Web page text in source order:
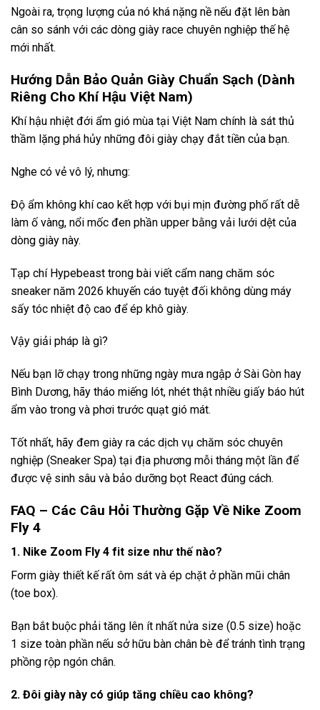
Ngoài ra, trọng lượng của nó khá nặng nề nếu đặt lên bàn
cân so sánh với các dòng giày race chuyên nghiệp thế hệ
mới nhất.
Hướng Dẫn Bảo Quản Giày Chuẩn Sạch (Dành
Riêng Cho Khí Hậu Việt Nam)
Khí hậu nhiệt đới ẩm gió mùa tại Việt Nam chính là sát thủ
thầm lặng phá hủy những đôi giày chạy đắt tiền của bạn.
Nghe có vẻ vô lý, nhưng:
Độ ẩm không khí cao kết hợp với bụi mịn đường phố rất dễ
làm ố vàng, nổi mốc đen phần upper bằng vải lưới dệt của
dòng giày này.
Tạp chí Hypebeast trong bài viết cẩm nang chăm sóc
sneaker năm 2026 khuyến cáo tuyệt đối không dùng máy
sấy tóc nhiệt độ cao để ép khô giày.
Vậy giải pháp là gì?
Nếu bạn lỡ chạy trong những ngày mưa ngập ở Sài Gòn hay
Bình Dương, hãy tháo miếng lót, nhét thật nhiều giấy báo hút
ẩm vào trong và phơi trước quạt gió mát.
Tốt nhất, hãy đem giày ra các dịch vụ chăm sóc chuyên
nghiệp (Sneaker Spa) tại địa phương mỗi tháng một lần để
được vệ sinh sâu và bảo dưỡng bọt React đúng cách.
FAQ – Các Câu Hỏi Thường Gặp Về Nike Zoom
Fly 4
1. Nike Zoom Fly 4 fit size như thế nào?
Form giày thiết kế rất ôm sát và ép chặt ở phần mũi chân
(toe box).
Bạn bắt buộc phải tăng lên ít nhất nửa size (0.5 size) hoặc
1 size toàn phần nếu sở hữu bàn chân bè để tránh tình trạng
phồng rộp ngón chân.
2. Đôi giày này có giúp tăng chiều cao không?